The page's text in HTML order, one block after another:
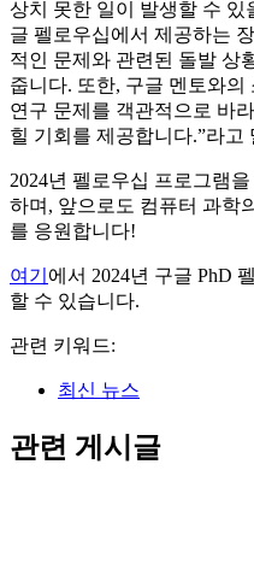
상치 못한 일이 발생할 수 있
글 펠로우십에서 제공하는
적인 문제와 관련된 돌발 상
줍니다. 또한, 구글 멘토와의
연구 문제를 객관적으로 바
힐 기회를 제공합니다.”라고
2024년 펠로우십 프로그램
하며, 앞으로도 컴퓨터 과학
를 응원합니다!
여기 에서 2024년 구글 PhD
할 수 있습니다.
관련 키워드:
최신 뉴스
관련 게시글